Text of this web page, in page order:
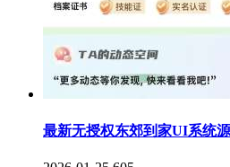
最新无授权东郊到家UI系统